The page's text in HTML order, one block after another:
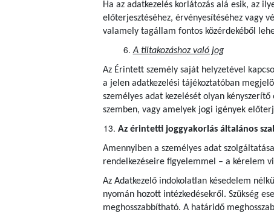
Ha az adatkezelés korlátozás alá esik, az
előterjesztéséhez, érvényesítéséhez vagy
valamely tagállam fontos közérdekéből
A tiltakozáshoz való jog
Az Érintett személy saját helyzetével
a jelen adatkezelési tájékoztatóban
személyes adat kezelését olyan
szemben, vagy amelyek jogi igények
Az érintetti joggyakorlás általános
Amennyiben a személyes adat
rendelkezéseire figyelemmel – a kérelem
Az Adatkezelő indokolatlan késedelem
nyomán hozott intézkedésekről. Szükség
meghosszabbítható. A határidő